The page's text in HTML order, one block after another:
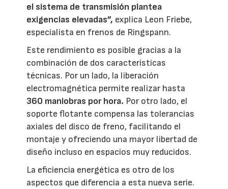
el sistema de transmisión plantea
exigencias elevadas”, explica Leon Friebe,
especialista en frenos de Ringspann.
Este rendimiento es posible gracias a la
combinación de dos características
técnicas. Por un lado, la liberación
electromagnética permite realizar hasta
360 maniobras por hora. Por otro lado, el
soporte flotante compensa las tolerancias
axiales del disco de freno, facilitando el
montaje y ofreciendo una mayor libertad de
diseño incluso en espacios muy reducidos.
La eficiencia energética es otro de los
aspectos que diferencia a esta nueva serie.